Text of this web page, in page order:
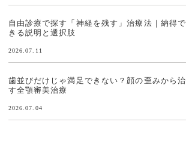
自由診療で探す「神経を残す」治療法｜納得で
きる説明と選択肢
2026.07.11
歯並びだけじゃ満足できない？顔の歪みから治
す全顎審美治療
2026.07.04